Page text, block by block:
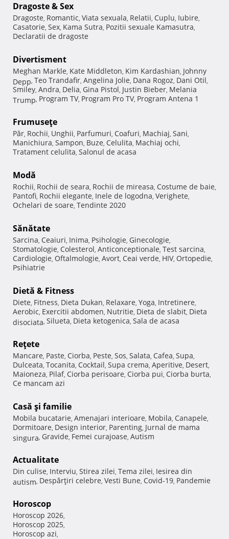
Dragoste & Sex
Dragoste, Romantic, Viata sexuala, Relatii, Cuplu, Iubire,
Casatorie, Sex, Kama Sutra, Pozitii sexuale Kamasutra,
Declaratii de dragoste
Divertisment
Meghan Markle, Kate Middleton, Kim Kardashian, Johnny
Depp, Teo Trandafir, Angelina Jolie, Dana Rogoz, Dani Otil,
Smiley, Andra, Delia, Gina Pistol, Justin Bieber, Melania
Trump, Program TV, Program Pro TV, Program Antena 1
Frumuseţe
Păr, Rochii, Unghii, Parfumuri, Coafuri, Machiaj, Sani,
Manichiura, Sampon, Buze, Celulita, Machiaj ochi,
Tratament celulita, Salonul de acasa
Modă
Rochii, Rochii de seara, Rochii de mireasa, Costume de baie,
Pantofi, Rochii elegante, Inele de logodna, Verighete,
Ochelari de soare, Tendinte 2020
Sănătate
Sarcina, Ceaiuri, Inima, Psihologie, Ginecologie,
Stomatologie, Colesterol, Anticonceptionale, Test sarcina,
Cardiologie, Oftalmologie, Avort, Ceai verde, HIV, Ortopedie,
Psihiatrie
Dietă & Fitness
Diete, Fitness, Dieta Dukan, Relaxare, Yoga, Intretinere,
Aerobic, Exercitii abdomen, Nutritie, Dieta de slabit, Dieta
disociata, Silueta, Dieta ketogenica, Sala de acasa
Reţete
Mancare, Paste, Ciorba, Peste, Sos, Salata, Cafea, Supa,
Dulceata, Tocanita, Cocktail, Supa crema, Aperitive, Desert,
Maioneza, Pilaf, Ciorba perisoare, Ciorba pui, Ciorba burta,
Ce mancam azi
Casă şi familie
Mobila bucatarie, Amenajari interioare, Mobila, Canapele,
Dormitoare, Design interior, Parenting, Jurnal de mama
singura, Gravide, Femei curajoase, Autism
Actualitate
Din culise, Interviu, Stirea zilei, Tema zilei, Iesirea din
autism, Despărţiri celebre, Vesti Bune, Covid-19, Pandemie
Horoscop
Horoscop 2026,
Horoscop 2025,
Horoscop azi,